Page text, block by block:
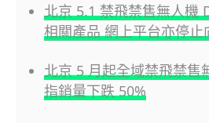
北京 5.1 禁飛禁售無人機
相關產品 網上平台亦停止
北京 5 月起全域禁飛禁售
指銷量下跌 50%